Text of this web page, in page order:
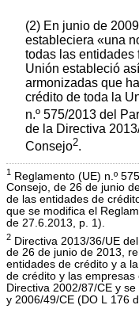
(2) En junio de
estableciera «una
todas las entidades
Unión estableció
armonizadas que
crédito de toda la
n.º 575/2013 del
de la Directiva
Consejo2.
1 Reglamento (UE) n.º
Consejo, de 26 de junio
de las entidades de
que se modifica el
de 27.6.2013, p. 1).
2 Directiva 2013/36/UE
de 26 de junio de 2013,
entidades de crédito y a
de crédito y las
Directiva 2002/87/CE y
y 2006/49/CE (DO L 176